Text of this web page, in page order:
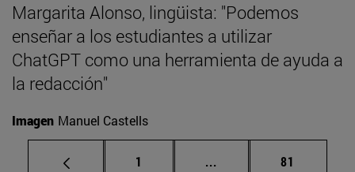
Margarita Alonso, lingüista: "Podemos
enseñar a los estudiantes a utilizar
ChatGPT como una herramienta de ayuda a
la redacción"
Imagen Manuel Castells
Página
1 ... Páginas intermedias
Página
81